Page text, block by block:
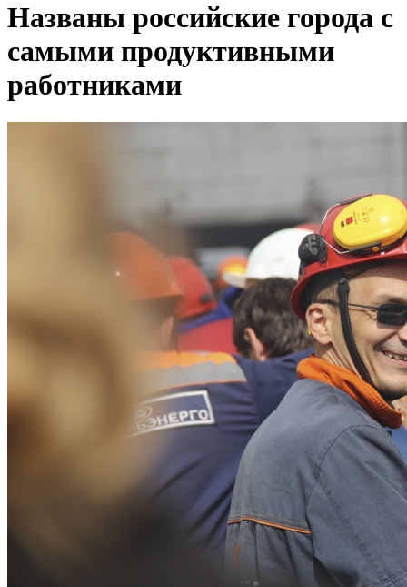
Названы российские города с
самыми продуктивными
работниками